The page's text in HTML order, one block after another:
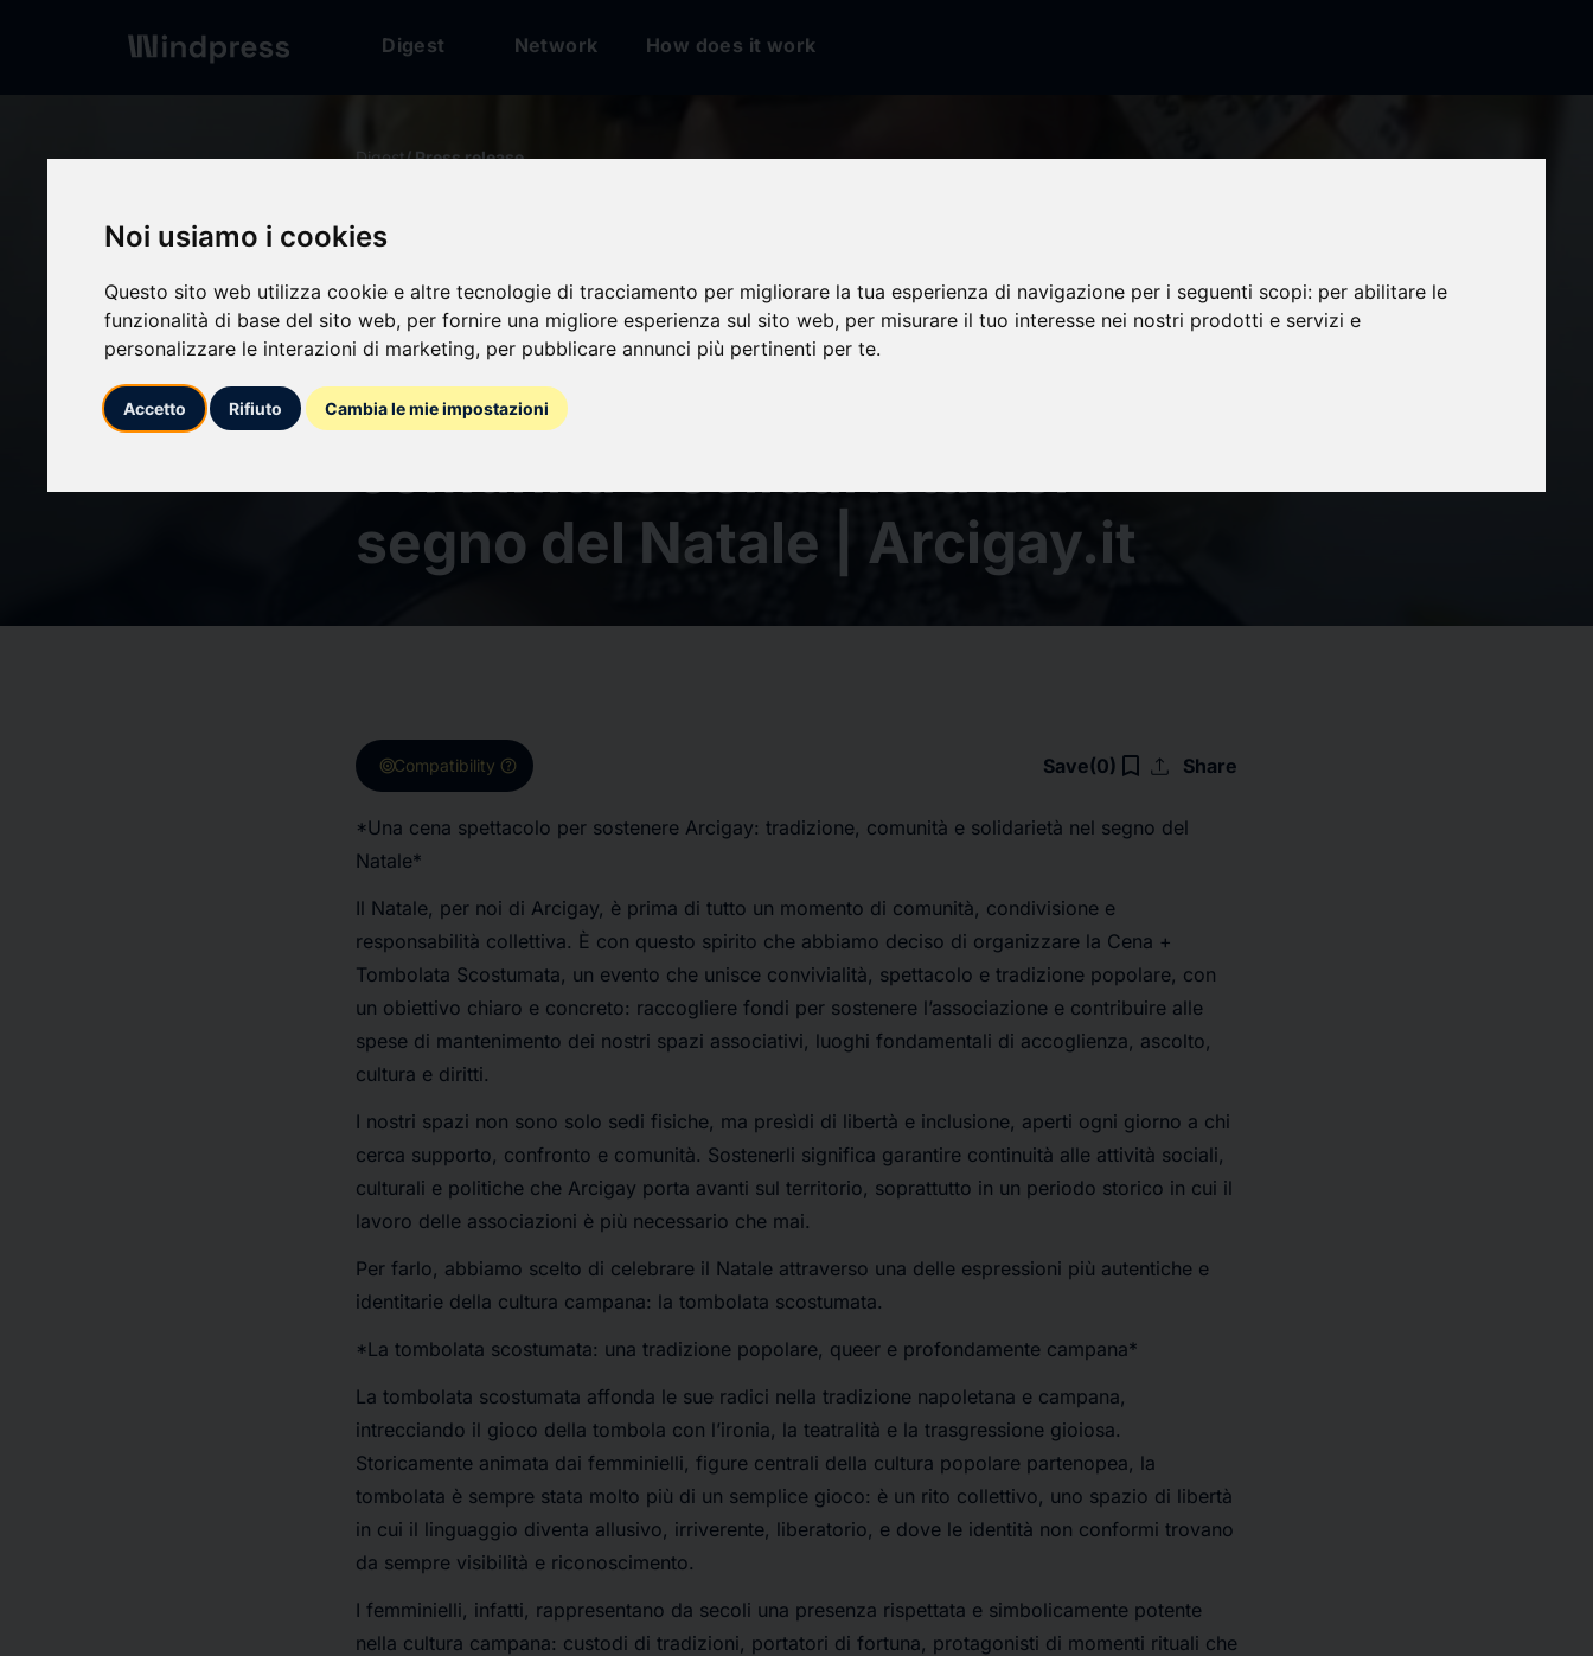
Noi usiamo i cookies
Questo sito web utilizza cookie e altre tecnologie di tracciamento per migliorare la tua esperienza di navigazione per i seguenti scopi: per abilitare le
funzionalità di base del sito web, per fornire una migliore esperienza sul sito web, per misurare il tuo interesse nei nostri prodotti e servizi e
personalizzare le interazioni di marketing, per pubblicare annunci più pertinenti per te.
Accetto Rifiuto Cambia le mie impostazioni
Digest Network How does it work
Digest/ Press release
calendar_today
Una cena spettacolo per
sostenere Arcigay: tradizione,
comunità e solidarietà nel
segno del Natale | Arcigay.it
targetCompatibility help Save(0) bookmark_border upload Share
*Una cena spettacolo per sostenere Arcigay: tradizione, comunità e solidarietà nel segno del
Natale*
Il Natale, per noi di Arcigay, è prima di tutto un momento di comunità, condivisione e
responsabilità collettiva. È con questo spirito che abbiamo deciso di organizzare la Cena +
Tombolata Scostumata, un evento che unisce convivialità, spettacolo e tradizione popolare, con
un obiettivo chiaro e concreto: raccogliere fondi per sostenere l’associazione e contribuire alle
spese di mantenimento dei nostri spazi associativi, luoghi fondamentali di accoglienza, ascolto,
cultura e diritti.
I nostri spazi non sono solo sedi fisiche, ma presìdi di libertà e inclusione, aperti ogni giorno a chi
cerca supporto, confronto e comunità. Sostenerli significa garantire continuità alle attività sociali,
culturali e politiche che Arcigay porta avanti sul territorio, soprattutto in un periodo storico in cui il
lavoro delle associazioni è più necessario che mai.
Per farlo, abbiamo scelto di celebrare il Natale attraverso una delle espressioni più autentiche e
identitarie della cultura campana: la tombolata scostumata.
*La tombolata scostumata: una tradizione popolare, queer e profondamente campana*
La tombolata scostumata affonda le sue radici nella tradizione napoletana e campana,
intrecciando il gioco della tombola con l’ironia, la teatralità e la trasgressione gioiosa.
Storicamente animata dai femminielli, figure centrali della cultura popolare partenopea, la
tombolata è sempre stata molto più di un semplice gioco: è un rito collettivo, uno spazio di libertà
in cui il linguaggio diventa allusivo, irriverente, liberatorio, e dove le identità non conformi trovano
da sempre visibilità e riconoscimento.
I femminielli, infatti, rappresentano da secoli una presenza rispettata e simbolicamente potente
nella cultura campana: custodi di tradizioni, portatori di fortuna, protagonisti di momenti rituali che